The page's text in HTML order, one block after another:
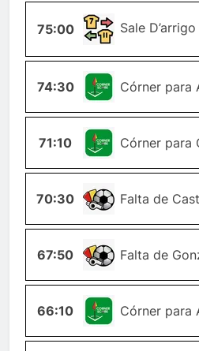
75:00
CAMBIO-
JUGADOR
Sale
74:30ESQUINACórner para
71:10ESQUINACórner para
70:30 FALTA Falta de
67:50 FALTA Falta de
66:10ESQUINACórner para